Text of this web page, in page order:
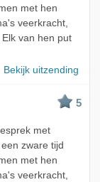
met hen
veerkracht,
van hen put
Bekijk uitzending
5
met
zware tijd
met hen
veerkracht,